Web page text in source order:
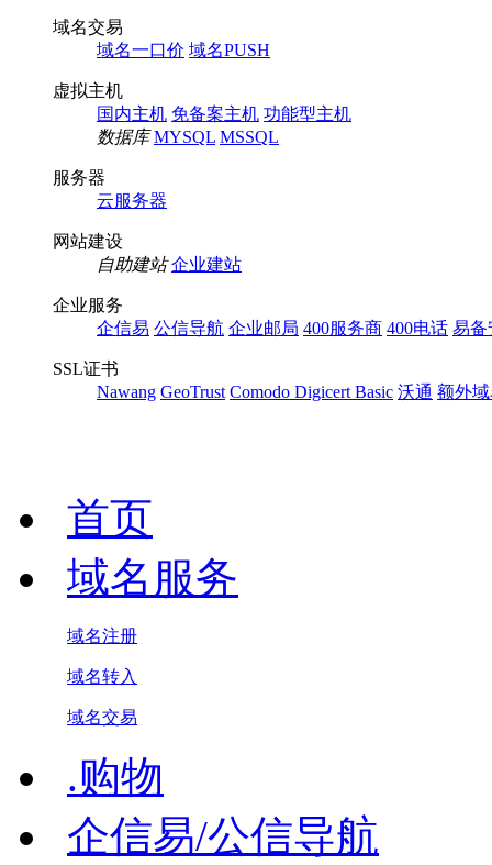
域名交易
域名一口价 域名PUSH
虚拟主机
国内主机 免备案主机 功能型主机
数据库 MYSQL MSSQL
服务器
云服务器
网站建设
自助建站 企业建站
企业服务
企信易 公信导航 企业邮局 400服务商 400电话 易备
SSL证书
Nawang GeoTrust Comodo Digicert Basic 沃通 额外
首页
域名服务
域名注册
域名转入
域名交易
.购物
企信易/公信导航